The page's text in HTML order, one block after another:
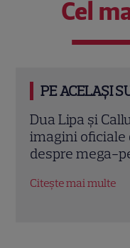
Cel
PE ACELAȘI
primele
Detalii
din Sicilia